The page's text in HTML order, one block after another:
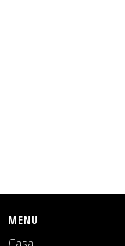
MENU